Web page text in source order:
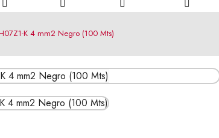
K 4 mm2 Negro (100 Mts)